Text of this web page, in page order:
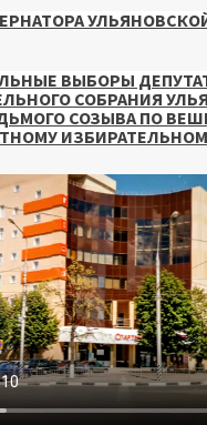
ВЫБОРЫ
СОБРАНИЯ
СОЗЫВА ПО